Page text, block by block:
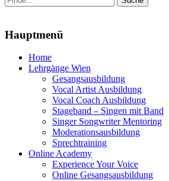
nach:
Hauptmenü
Zum
Inhalt
Home
Lehrgänge Wien
Gesangsausbildung
Vocal Artist Ausbildung
Vocal Coach Ausbildung
Stageband – Singen mit Band
Singer Songwriter Mentoring
Moderationsausbildung
Sprechtraining
Online Academy
Experience Your Voice
Online Gesangsausbildung